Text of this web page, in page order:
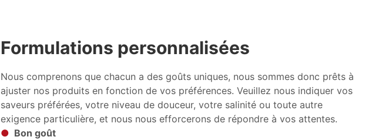
Formulations personnalisées
Nous comprenons que chacun a des goûts uniques, nous sommes donc prêts à
ajuster nos produits en fonction de vos préférences. Veuillez nous indiquer vos
saveurs préférées, votre niveau de douceur, votre salinité ou toute autre
exigence particulière, et nous nous efforcerons de répondre à vos attentes.
● Bon goût